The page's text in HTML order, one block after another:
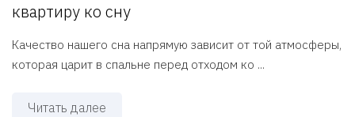
квартиру ко сну
Качество нашего сна напрямую зависит от той атмосферы,
которая царит в спальне перед отходом ко ...
Читать далее